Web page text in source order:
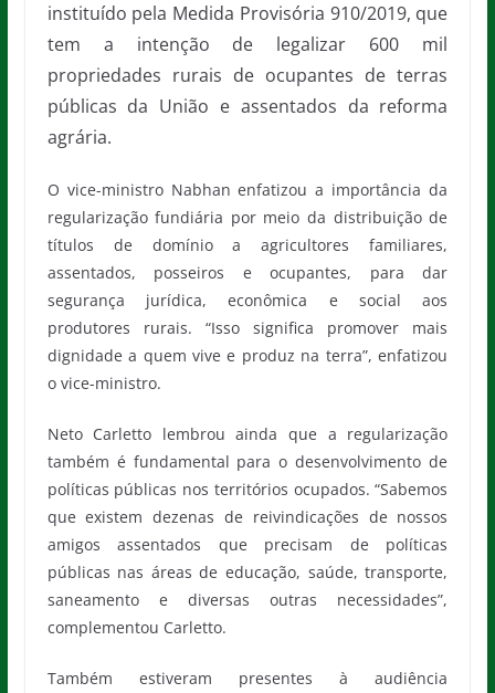
instituído pela Medida Provisória 910/2019, que
tem a intenção de legalizar 600 mil
propriedades rurais de ocupantes de terras
públicas da União e assentados da reforma
agrária.
O vice-ministro Nabhan enfatizou a importância da
regularização fundiária por meio da distribuição de
títulos de domínio a agricultores familiares,
assentados, posseiros e ocupantes, para dar
segurança jurídica, econômica e social aos
produtores rurais. “Isso significa promover mais
dignidade a quem vive e produz na terra”, enfatizou
o vice-ministro.
Neto Carletto lembrou ainda que a regularização
também é fundamental para o desenvolvimento de
políticas públicas nos territórios ocupados. “Sabemos
que existem dezenas de reivindicações de nossos
amigos assentados que precisam de políticas
públicas nas áreas de educação, saúde, transporte,
saneamento e diversas outras necessidades”,
complementou Carletto.
Também estiveram presentes à audiência